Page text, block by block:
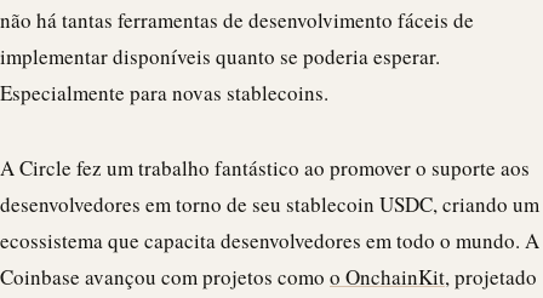
não há tantas ferramentas de desenvolvimento fáceis de
implementar disponíveis quanto se poderia esperar.
Especialmente para novas stablecoins.
A Circle fez um trabalho fantástico ao promover o suporte aos
desenvolvedores em torno de seu stablecoin USDC, criando um
ecossistema que capacita desenvolvedores em todo o mundo. A
Coinbase avançou com projetos como o OnchainKit, projetado